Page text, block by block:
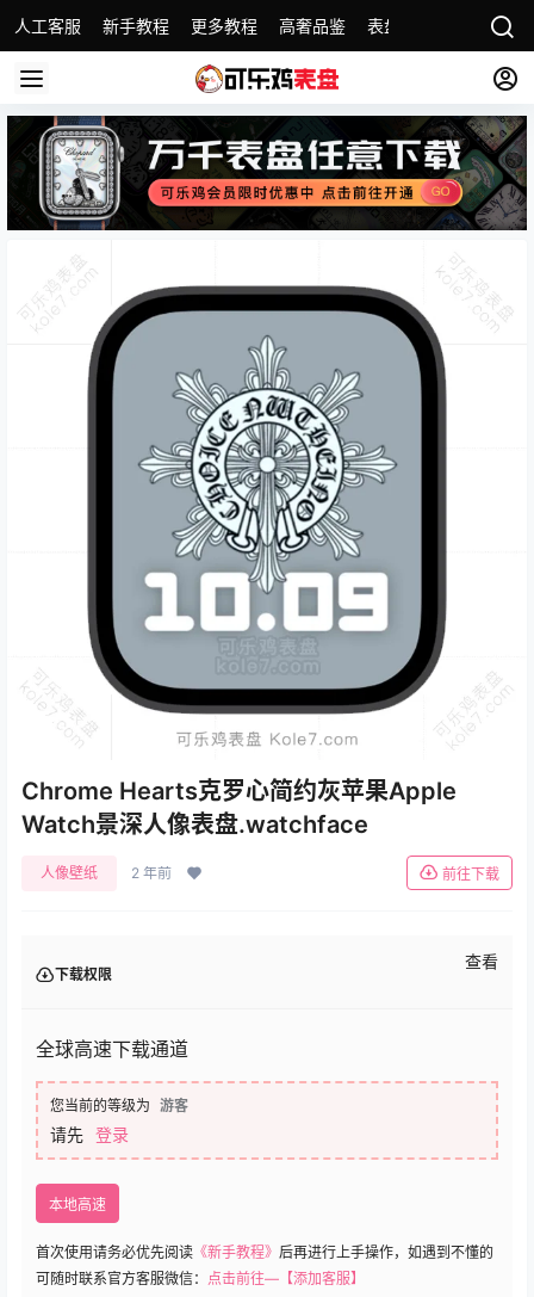
人工客服 新手教程 更多教程 高奢品鉴 表盘精选 名表故事
Chrome Hearts克罗心简约灰苹果Apple
Watch景深人像表盘.watchface
人像壁纸 2 年前 前往下载
下载权限
查看
全球高速下载通道
您当前的等级为 游客
请先 登录
本地高速
首次使用请务必优先阅读 《新手教程》 后再进行上手操作，如遇到不懂的
可随时联系官方客服微信： 点击前往—【添加客服】